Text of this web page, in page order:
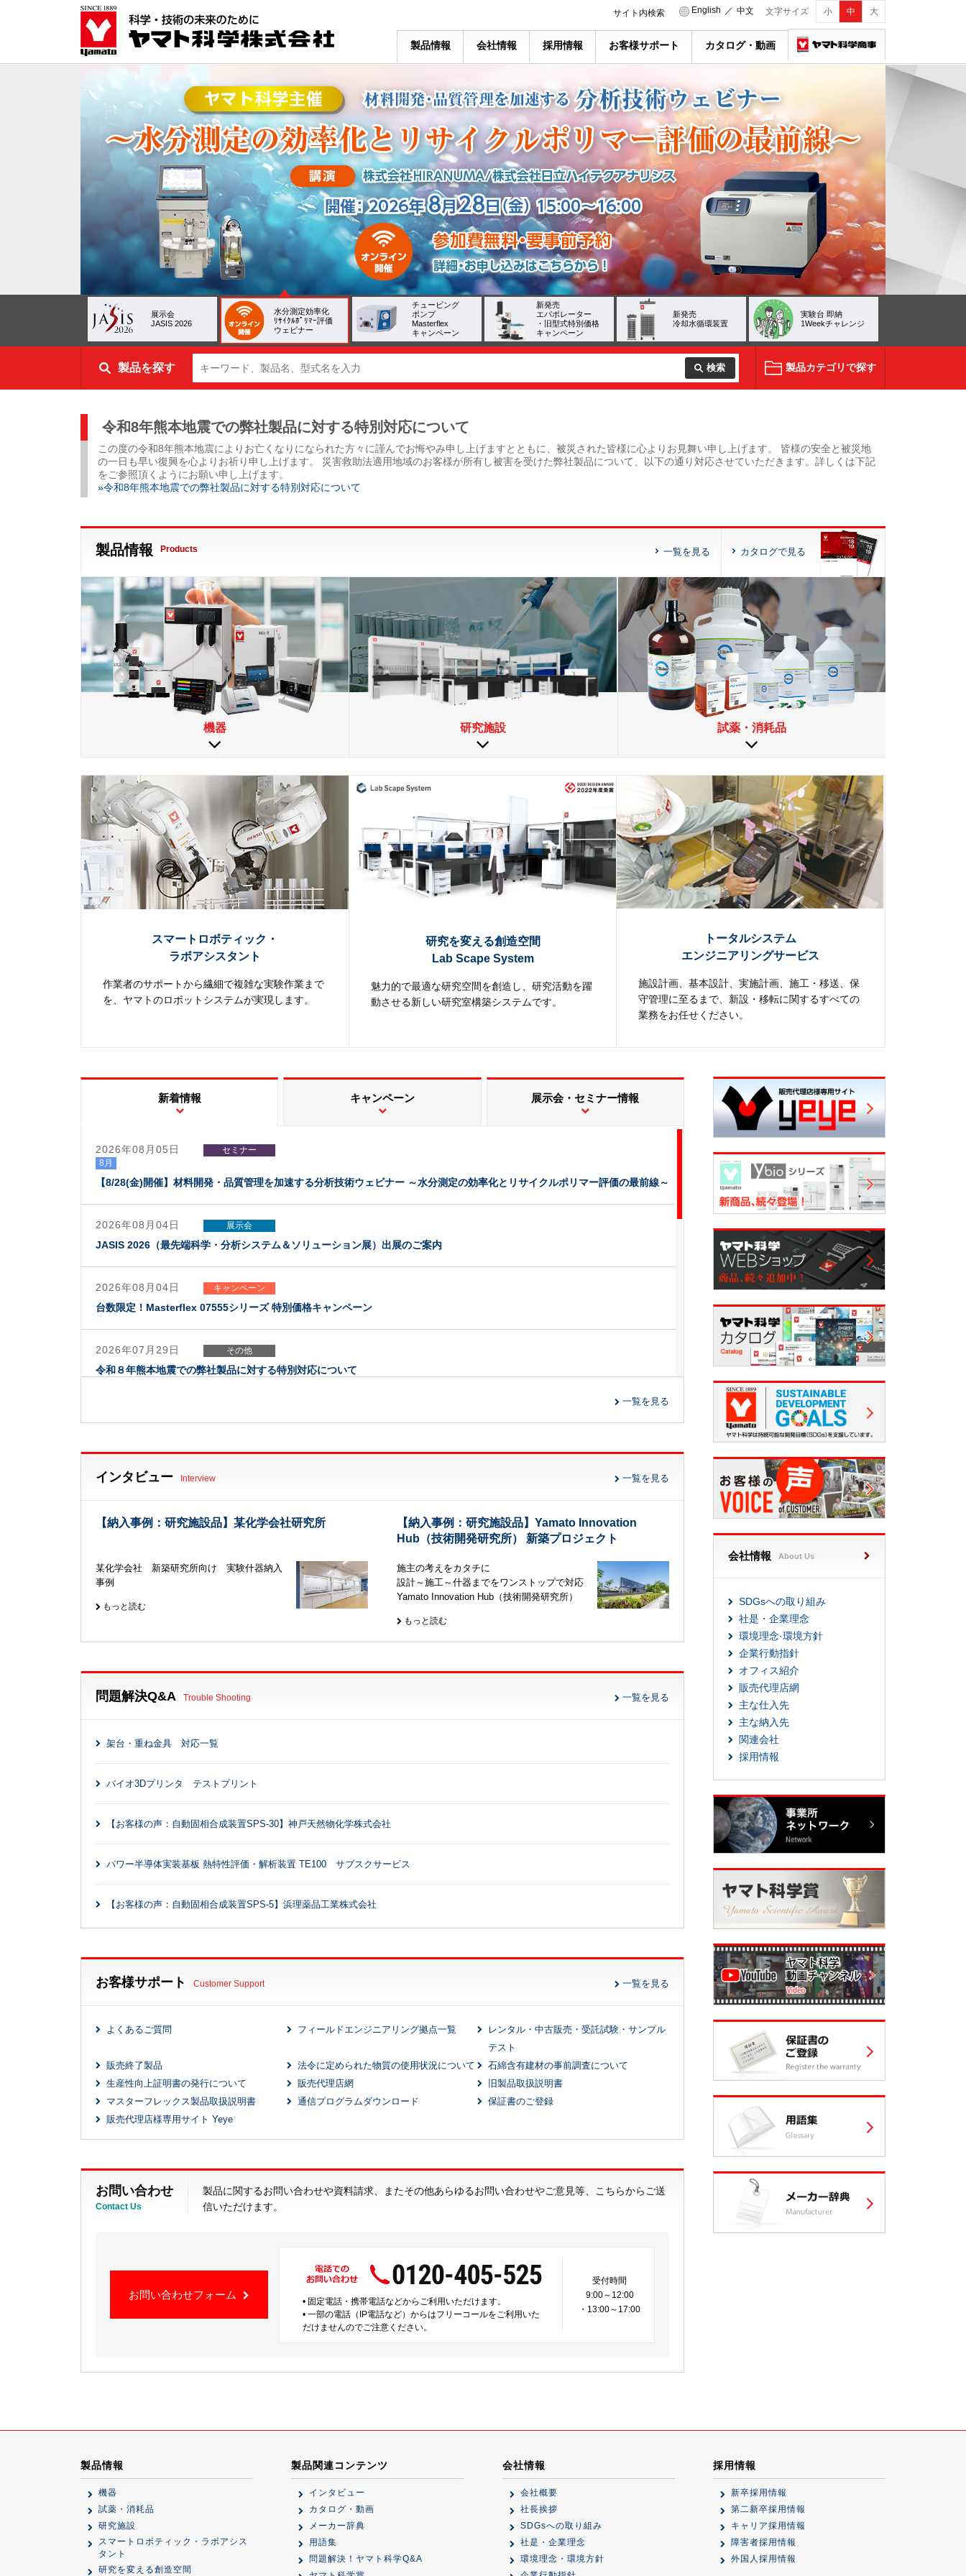
文字サイズ 小 中 大
English ／ 中文
サイト内検索
製品情報 会社情報 採用情報 お客様サポート カタログ・動画
展示会
JASIS 2026
水分測定効率化
ﾘｻｲｸﾙﾎﾟﾘﾏｰ評価
ウェビナー
チュービング
ポンプ
Masterflex
キャンペーン
新発売
エバポレーター
・旧型式特別価格
キャンペーン
新発売
冷却水循環装置
実験台 即納
1Weekチャレンジ
製品を探す 検索 製品カテゴリで探す
令和8年熊本地震での弊社製品に対する特別対応について
この度の令和8年熊本地震によりお亡くなりになられた方々に謹んでお悔やみ申し上げますとともに、被災された皆様に心よりお見舞い申し上げます。 皆様の安全と被災地
の一日も早い復興を心よりお祈り申し上げます。 災害救助法適用地域のお客様が所有し被害を受けた弊社製品について、以下の通り対応させていただきます。詳しくは下記
をご参照頂くようにお願い申し上げます。
»令和8年熊本地震での弊社製品に対する特別対応について
製品情報 Products 一覧を見る カタログで見る
機器 研究施設 試薬・消耗品
スマートロボティック・
ラボアシスタント
作業者のサポートから繊細で複雑な実験作業まで
を、ヤマトのロボットシステムが実現します。
研究を変える創造空間
Lab Scape System
魅力的で最適な研究空間を創造し、研究活動を躍
動させる新しい研究室構築システムです。
トータルシステム
エンジニアリングサービス
施設計画、基本設計、実施計画、施工・移送、保
守管理に至るまで、新設・移転に関するすべての
業務をお任せください。
新着情報 キャンペーン 展示会・セミナー情報
2026年08月05日
セミナー
8月
【8/28(金)開催】材料開発・品質管理を加速する分析技術ウェビナー ～水分測定の効率化とリサイクルポリマー評価の最前線～
2026年08月04日 展示会
JASIS 2026（最先端科学・分析システム＆ソリューション展）出展のご案内
2026年08月04日 キャンペーン
台数限定！Masterflex 07555シリーズ 特別価格キャンペーン
2026年07月29日 その他
令和８年熊本地震での弊社製品に対する特別対応について
2026年07月02日
7月
【7/13(月)～15(水)開催】第78回日本細胞生物学会大会出展のご案内
ネオクールサーキュレーターCF303S/802S発売のお知らせ
2026年07月01日
2026年07月01日
キャンペーン
7月
8月 9月
ロータリーエバポレーター特別価格キャンペーンのお知らせ
一覧を見る
インタビュー Interview 一覧を見る
【納入事例：研究施設品】某化学会社研究所
某化学会社 新築研究所向け 実験什器納入
事例
もっと読む
【納入事例：研究施設品】Yamato Innovation
Hub（技術開発研究所） 新築プロジェクト
施主の考えをカタチに
設計～施工～什器までをワンストップで対応
Yamato Innovation Hub（技術開発研究所）
もっと読む
問題解決Q&A Trouble Shooting 一覧を見る
架台・重ね金具 対応一覧
バイオ3Dプリンタ テストプリント
【お客様の声：自動固相合成装置SPS-30】神戸天然物化学株式会社
パワー半導体実装基板 熱特性評価・解析装置 TE100 サブスクサービス
【お客様の声：自動固相合成装置SPS-5】浜理薬品工業株式会社
お客様サポート Customer Support 一覧を見る
よくあるご質問 フィールドエンジニアリング拠点一覧
レンタル・中古販売・受託試験・サンプル
テスト
販売終了製品
法令に定められた物質の使用状況について
石綿含有建材の事前調査について
生産性向上証明書の発行について
販売代理店網
旧製品取扱説明書
マスターフレックス製品取扱説明書
通信プログラムダウンロード
保証書のご登録
販売代理店様専用サイト Yeye
お問い合わせ
Contact Us
製品に関するお問い合わせや資料請求、またその他あらゆるお問い合わせやご意見等、こちらからご送
信いただけます。
お問い合わせフォーム
• 固定電話・携帯電話などからご利用いただけます。
• 一部の電話（IP電話など）からはフリーコールをご利用いた
だけませんのでご注意ください。
受付時間
9:00～12:00
・13:00～17:00
会社情報 About Us
SDGsへの取り組み
社是・企業理念
環境理念·環境方針
企業行動指針
オフィス紹介
販売代理店網
主な仕入先
主な納入先
関連会社
採用情報
製品情報
機器
試薬・消耗品
研究施設
スマートロボティック・ラボアシス
タント
研究を変える創造空間
製品関連コンテンツ
インタビュー
カタログ・動画
メーカー辞典
用語集
問題解決！ヤマト科学Q&A
会社情報
会社概要
社長挨拶
SDGsへの取り組み
社是・企業理念
環境理念・環境方針
採用情報
新卒採用情報
第二新卒採用情報
キャリア採用情報
障害者採用情報
外国人採用情報